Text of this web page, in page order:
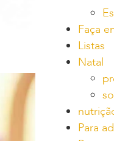
Faça
Listas
Natal
Para